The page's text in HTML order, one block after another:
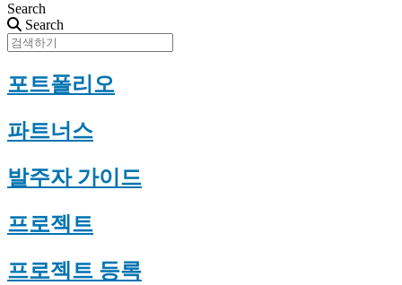
Search
Search
포트폴리오
파트너스
발주자 가이드
프로젝트
프로젝트 등록